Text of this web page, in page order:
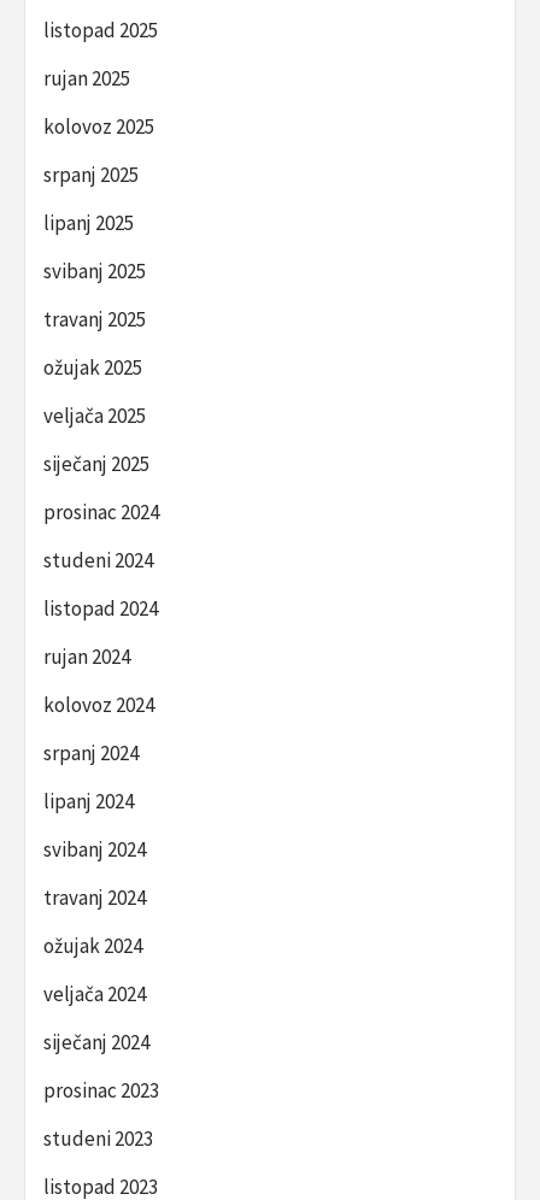
listopad 2025
rujan 2025
kolovoz 2025
srpanj 2025
lipanj 2025
svibanj 2025
travanj 2025
ožujak 2025
veljača 2025
siječanj 2025
prosinac 2024
studeni 2024
listopad 2024
rujan 2024
kolovoz 2024
srpanj 2024
lipanj 2024
svibanj 2024
travanj 2024
ožujak 2024
veljača 2024
siječanj 2024
prosinac 2023
studeni 2023
listopad 2023